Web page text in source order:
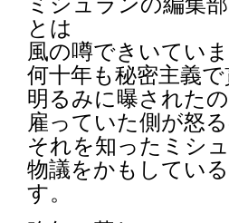
とは
風の噂できいてい
何十年も秘密主義
明るみに曝された
雇っていた側が怒
それを知ったミシ
物議をかもしてい
す。